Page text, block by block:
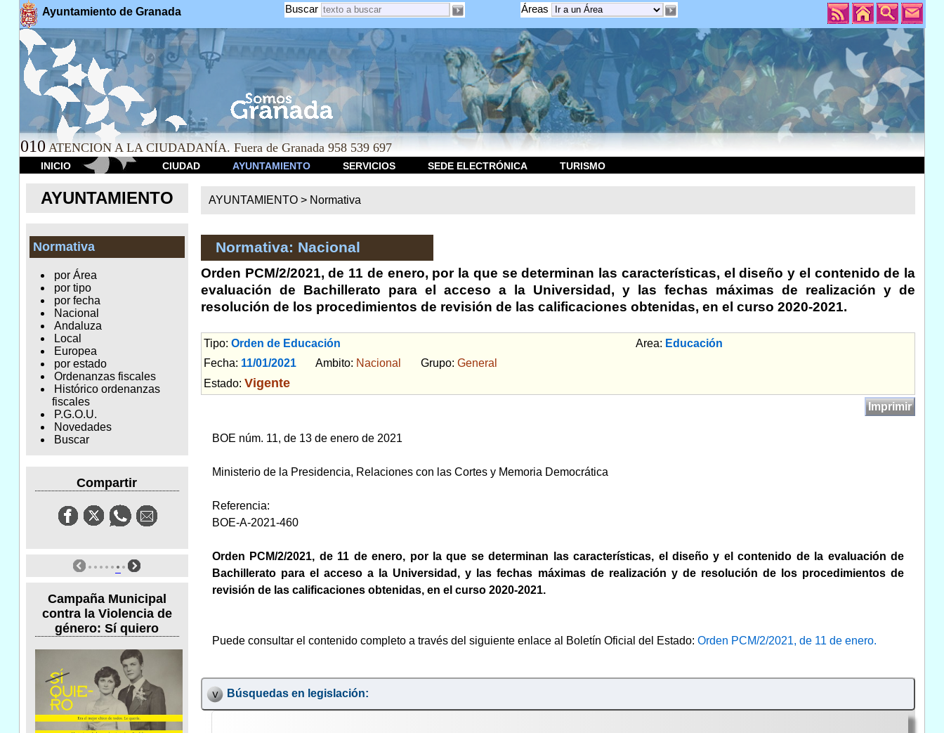
Ayuntamiento de Granada Áreas
Buscar
010 ATENCION A LA CIUDADANÍA. Fuera de Granada 958 539 697
INICIO CIUDAD AYUNTAMIENTO SERVICIOS SEDE ELECTRÓNICA TURISMO
AYUNTAMIENTO
Normativa
por Área
por tipo
por fecha
Nacional
Andaluza
Local
Europea
por estado
Ordenanzas fiscales
Histórico ordenanzas
fiscales
P.G.O.U.
Novedades
Buscar
Compartir
Campaña Municipal
contra la Violencia de
género: Sí quiero
AYUNTAMIENTO > Normativa
Normativa: Nacional
Orden PCM/2/2021, de 11 de enero, por la que se determinan las características, el diseño y el contenido de la
evaluación de Bachillerato para el acceso a la Universidad, y las fechas máximas de realización y de
resolución de los procedimientos de revisión de las calificaciones obtenidas, en el curso 2020-2021.
Tipo: Orden de Educación Area: Educación
Fecha: 11/01/2021Ambito: Nacional Grupo: General
Estado: Vigente
Imprimir
BOE núm. 11, de 13 de enero de 2021
Ministerio de la Presidencia, Relaciones con las Cortes y Memoria Democrática
Referencia:
BOE-A-2021-460
Orden PCM/2/2021, de 11 de enero, por la que se determinan las características, el diseño y el contenido de la evaluación de
Bachillerato para el acceso a la Universidad, y las fechas máximas de realización y de resolución de los procedimientos de
revisión de las calificaciones obtenidas, en el curso 2020-2021.
Puede consultar el contenido completo a través del siguiente enlace al Boletín Oficial del Estado: Orden PCM/2/2021, de 11 de enero.
Búsquedas en legislación: